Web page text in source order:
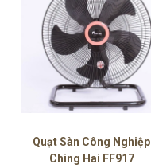
Quạt Sàn Công Nghiệp
Ching Hai FF917